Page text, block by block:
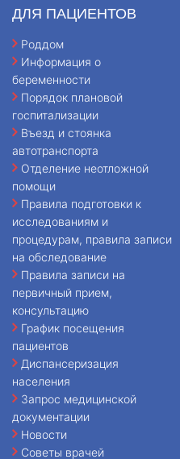
ДЛЯ ПАЦИЕНТОВ
Роддом
Информация о
беременности
Порядок плановой
госпитализации
Въезд и стоянка
автотранспорта
Отделение неотложной
помощи
Правила подготовки к
исследованиям и
процедурам, правила записи
на обследование
Правила записи на
первичный прием,
консультацию
График посещения
пациентов
Диспансеризация
населения
Запрос медицинской
документации
Новости
Советы врачей